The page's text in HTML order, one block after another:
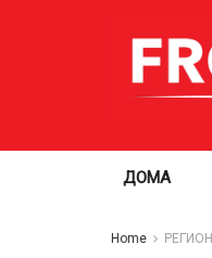
ДОМА
Home РЕГИОН